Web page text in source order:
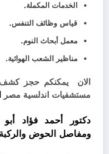
الخدمات المكملة.
قياس وظائف التنفس.
معمل أبحاث النوم.
مناظير الشعب الهوائية.
الان يمكنكم حجز كشف
مستشفيات اندلسية مصر
دكتور أحمد فؤاد
ومفاصل الحوض